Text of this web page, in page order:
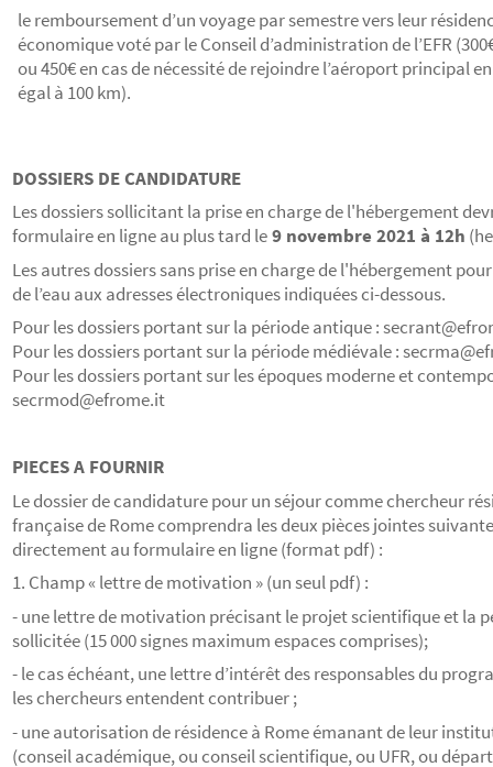
le remboursement d’un voyage par semestre vers leur
économique voté par le Conseil d’administration de l’EFR
ou 450€ en cas de nécessité de rejoindre l’aéroport principal
égal à 100 km).
DOSSIERS DE CANDIDATURE
Les dossiers sollicitant la prise en charge de l'hébergement
formulaire en ligne au plus tard le9 novembre 2021 à 12h
Les autres dossiers sans prise en charge de l'hébergement
de l’eau aux adresses électroniques indiquées ci-dessous.
Pour les dossiers portant sur la période antique :
Pour les dossiers portant sur la période médiévale :
Pour les dossiers portant sur les époques moderne et
secrmod@efrome.it
PIECES A FOURNIR
Le dossier de candidature pour un séjour comme chercheur
française de Rome comprendra les deux pièces jointes
directement au formulaire en ligne (format pdf) :
1. Champ « lettre de motivation » (un seul pdf) :
- une lettre de motivation précisant le projet scientifique et la
sollicitée (15 000 signes maximum espaces comprises);
- le cas échéant, une lettre d’intérêt des responsables du
les chercheurs entendent contribuer ;
- une autorisation de résidence à Rome émanant de leur
(conseil académique, ou conseil scientifique, ou UFR, ou